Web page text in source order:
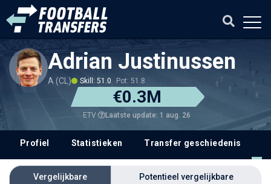
Adrian Justinussen
A (CL) Skill: 51.0 Pot: 51.8
€0.3M
ETV Laatste update: 1 aug. 26
Profiel Statistieken Transfer geschiedenis
Vergelijkbare
Potentieel vergelijkbare